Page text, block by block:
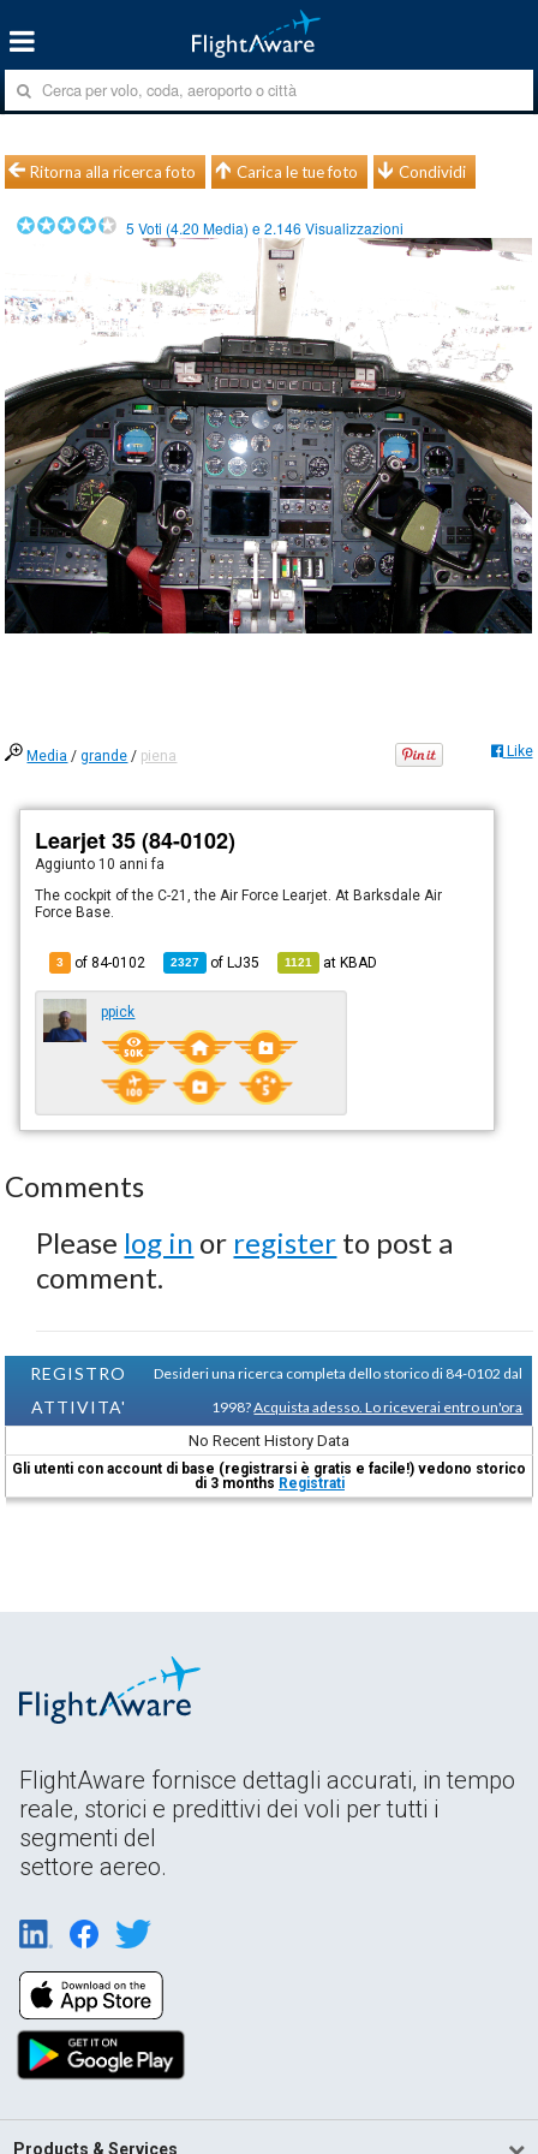
Ritorna alla ricerca foto Carica le tue foto Condividi
5 Voti (4.20 Media) e2.146 Visualizzazioni
Media /grande / piena Like
Learjet 35 (84-0102)
Aggiunto 10 anni fa
The cockpit of the C-21, the Air Force Learjet. At Barksdale Air
Force Base.
3 of 84-0102 2327 ofLJ35 1121 atKBAD
ppick
Comments
Please log in or register to post a
comment.
REGISTRO
ATTIVITA'
Desideri una ricerca completa dello storico di 84-0102 dal
1998?Acquista adesso. Lo riceverai entro un'ora
No Recent History Data
Gli utenti con account di base (registrarsi è gratis e facile!) vedono storico
di 3 months Registrati
FlightAware fornisce dettagli accurati, in tempo
reale, storici e predittivi dei voli per tutti i
segmenti del
settore aereo.
Products & Services